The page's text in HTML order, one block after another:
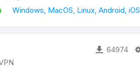
Windows, MacOS, Linux, Android, iOS
64974